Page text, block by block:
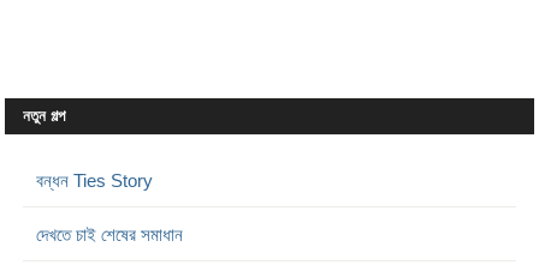
নতুন গল্প
বন্ধন Ties Story
দেখতে চাই শেষের সমাধান